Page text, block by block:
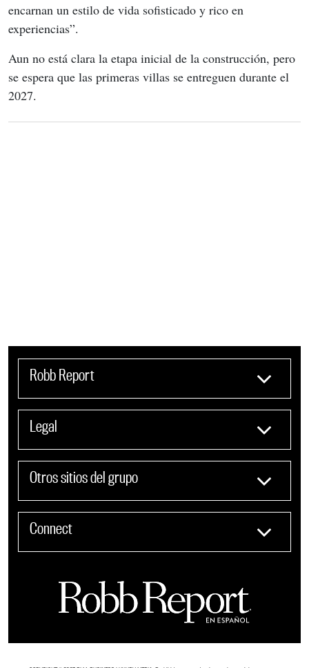
encarnan un estilo de vida sofisticado y rico en
experiencias”.
Aun no está clara la etapa inicial de la construcción, pero
se espera que las primeras villas se entreguen durante el
2027.
Robb Report
Legal
Otros sitios del grupo
Connect